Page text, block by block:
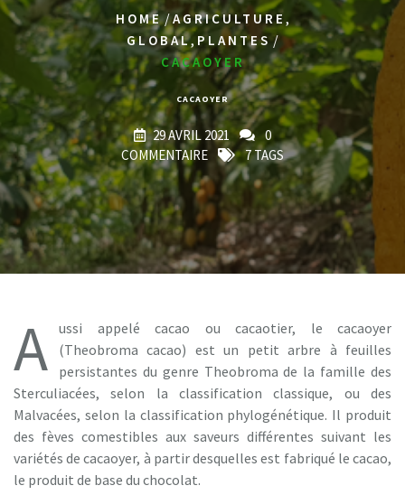
HOME/AGRICULTURE,
GLOBAL, PLANTES /
CACAOYER
CACAOYER
29 AVRIL 2021
0
COMMENTAIRE
7 TAGS
A ussi appelé cacao ou cacaotier, le cacaoyer
(Theobroma cacao) est un petit arbre à feuilles
persistantes du genre Theobroma de la famille des
Sterculiacées, selon la classification classique, ou des
Malvacées, selon la classification phylogénétique. Il produit
des fèves comestibles aux saveurs différentes suivant les
variétés de cacaoyer, à partir desquelles est fabriqué le cacao,
le produit de base du chocolat.